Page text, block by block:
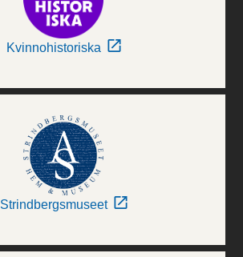
Kvinnohistoriska
Strindbergsmuseet